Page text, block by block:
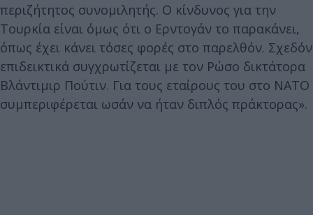
περιζήτητος συνομιλητής. Ο κίνδυνος για την
Τουρκία είναι όμως ότι o Ερντογάν το παρακάνει,
όπως έχει κάνει τόσες φορές στο παρελθόν. Σχεδόν
επιδεικτικά συγχρωτίζεται με τον Ρώσο δικτάτορα
Βλάντιμιρ Πούτιν. Για τους εταίρους του στο ΝΑΤΟ
συμπεριφέρεται ωσάν να ήταν διπλός πράκτορας».